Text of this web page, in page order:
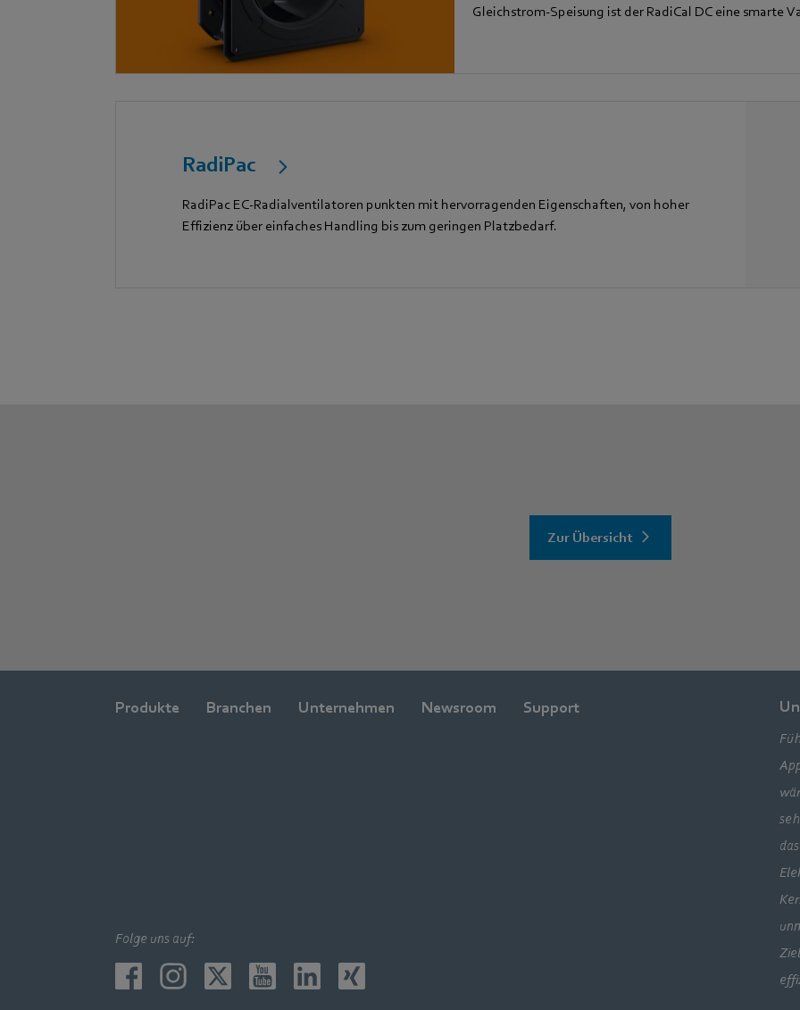
Gleichstrom-Speisung ist der RadiCal DC eine smarte
RadiPac
RadiPac EC-Radialventilatoren punkten mit hervorragenden Eigenschaften, von hoher
Effizienz über einfaches Handling bis zum geringen Platzbedarf.
Zur Übersicht
Produkte Branchen Unternehmen Newsroom Support
Folge uns auf: